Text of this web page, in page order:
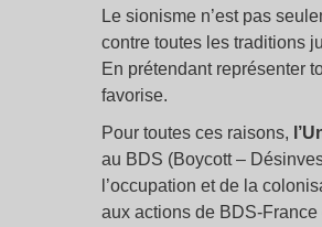
Le sionisme n’est pas
contre toutes les traditions
En prétendant représenter
favorise.
Pour toutes ces raisons,
au BDS (Boycott –
l’occupation et de la
aux actions de BDS-